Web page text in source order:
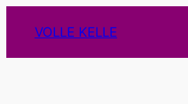
Inhalt
springen
VOLLE KELLE